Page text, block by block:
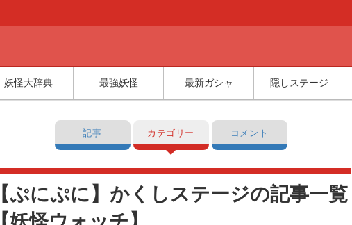
妖怪大辞典 最強妖怪 最新ガシャ 隠しステージ
記事 カテゴリー コメント
【ぷにぷに】かくしステージの記事一覧